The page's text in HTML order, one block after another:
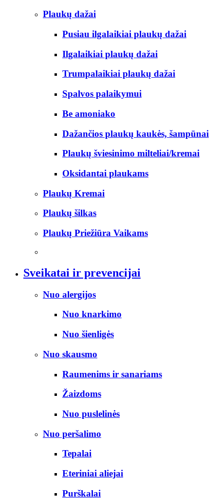
Plaukų dažai
Pusiau ilgalaikiai plaukų dažai
Ilgalaikiai plaukų dažai
Trumpalaikiai plaukų dažai
Spalvos palaikymui
Be amoniako
Dažančios plaukų kaukės, šampūnai
Plaukų šviesinimo milteliai/kremai
Oksidantai plaukams
Plaukų Kremai
Plaukų šilkas
Plaukų Priežiūra Vaikams
Sveikatai ir prevencijai
Nuo alergijos
Nuo knarkimo
Nuo šienligės
Nuo skausmo
Raumenims ir sanariams
Žaizdoms
Nuo puslelinės
Nuo peršalimo
Tepalai
Eteriniai aliejai
Purškalai